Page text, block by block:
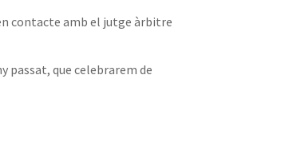
contacte amb el jutge àrbitre
passat, que celebrarem de